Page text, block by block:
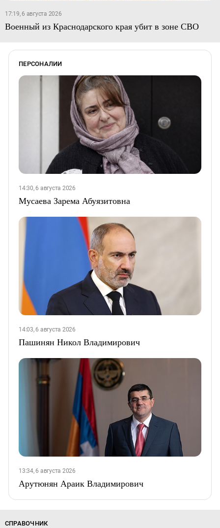
17:19, 6 августа 2026
Военный из Краснодарского края убит в зоне СВО
ПЕРСОНАЛИИ
14:30, 6 августа 2026
Мусаева Зарема Абуязитовна
14:03, 6 августа 2026
Пашинян Никол Владимирович
13:34, 6 августа 2026
Арутюнян Араик Владимирович
СПРАВОЧНИК